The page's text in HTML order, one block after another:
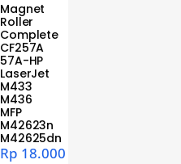
Magnet
Roller
Complete
CF257A
57A-HP
LaserJet
M433
M436
MFP
M42623n
M42625dn
Rp 18.000